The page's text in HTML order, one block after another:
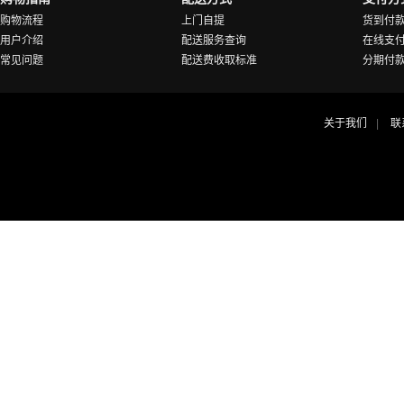
购物流程
用户介绍
常见问题
上门自提
配送服务查询
配送费收取标准
货到付
在线支
分期付
关于我们 联